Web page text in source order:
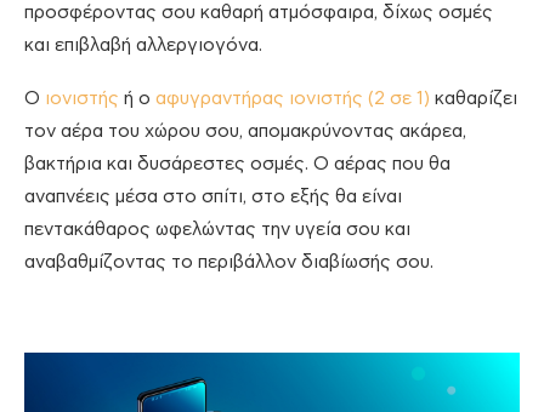
προσφέροντας σου καθαρή ατμόσφαιρα, δίχως οσμές
και επιβλαβή αλλεργιογόνα.
Ο ιονιστής ή ο αφυγραντήρας ιονιστής (2 σε 1) καθαρίζει
τον αέρα του χώρου σου, απομακρύνοντας ακάρεα,
βακτήρια και δυσάρεστες οσμές. Ο αέρας που θα
αναπνέεις μέσα στο σπίτι, στο εξής θα είναι
πεντακάθαρος ωφελώντας την υγεία σου και
αναβαθμίζοντας το περιβάλλον διαβίωσής σου.